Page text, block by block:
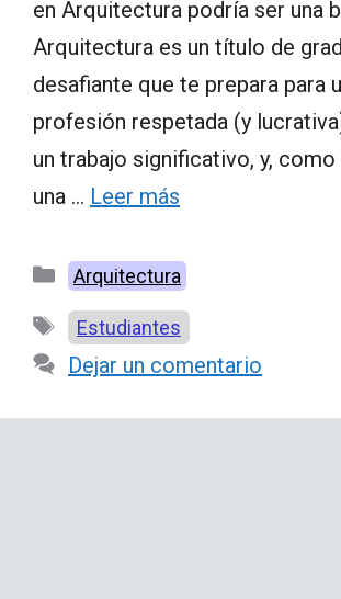
en Arquitectura podría ser una
Arquitectura es un título de
desafiante que te prepara para
profesión respetada (y
un trabajo significativo, y,
una … Leer más
Categorías
Arquitectura
Etiquetas
Estudiantes
Dejar un comentario